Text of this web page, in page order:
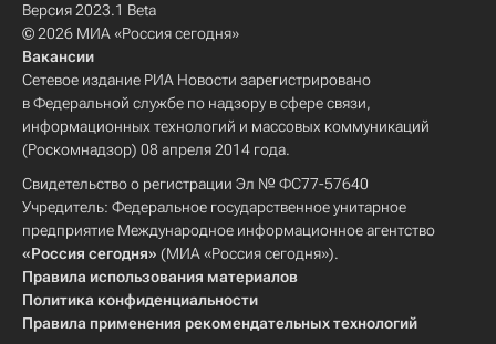
Версия 2023.1 Beta
© 2026 МИА «Россия сегодня»
Вакансии
Сетевое издание РИА Новости зарегистрировано
в Федеральной службе по надзору в сфере связи,
информационных технологий и массовых коммуникаций
(Роскомнадзор) 08 апреля 2014 года.
Свидетельство о регистрации Эл № ФС77-57640
Учредитель: Федеральное государственное унитарное
предприятие Международное информационное агентство
«Россия сегодня» (МИА «Россия сегодня»).
Правила использования материалов
Политика конфиденциальности
Правила применения рекомендательных технологий